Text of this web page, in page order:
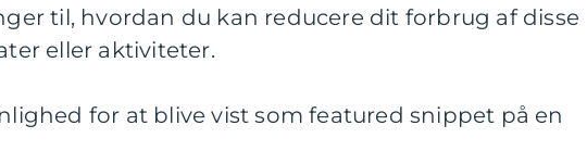
til, hvordan du kan reducere dit forbrug af disse
eller aktiviteter.
for at blive vist som featured snippet på en